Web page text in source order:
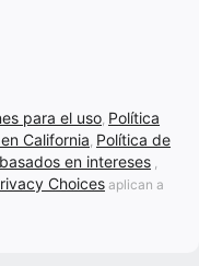
para el uso, Política
California, Política de
en intereses ,
Choicesaplican a